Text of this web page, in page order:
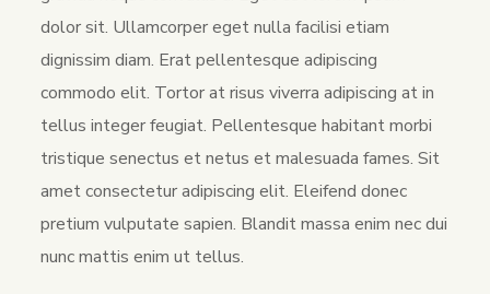
dolor sit. Ullamcorper eget nulla facilisi etiam
dignissim diam. Erat pellentesque adipiscing
commodo elit. Tortor at risus viverra adipiscing at in
tellus integer feugiat. Pellentesque habitant morbi
tristique senectus et netus et malesuada fames. Sit
amet consectetur adipiscing elit. Eleifend donec
pretium vulputate sapien. Blandit massa enim nec dui
nunc mattis enim ut tellus.